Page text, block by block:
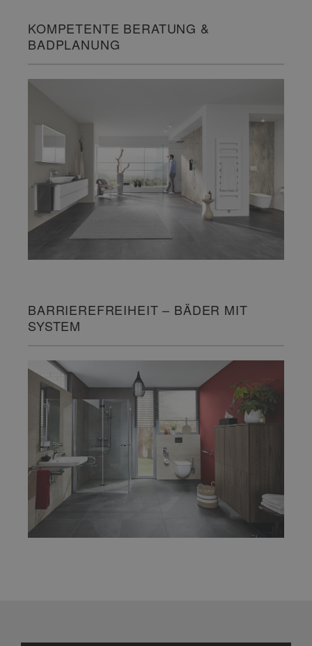
KOMPETENTE BERATUNG &
BADPLANUNG
BARRIEREFREIHEIT – BÄDER MIT
SYSTEM